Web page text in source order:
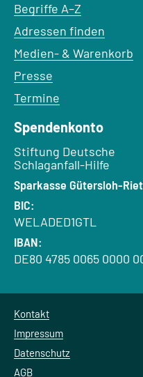
Begriffe A–Z
Adressen finden
Medien- & Warenkorb
Presse
Termine
Spendenkonto
Empfänger:
Stiftung Deutsche
Schlaganfall-Hilfe
Bank:
Sparkasse Gütersloh-
BIC:
WELADED1GTL
IBAN:
DE80 4785 0065 0000
Kontakt
Impressum
Datenschutz
AGB